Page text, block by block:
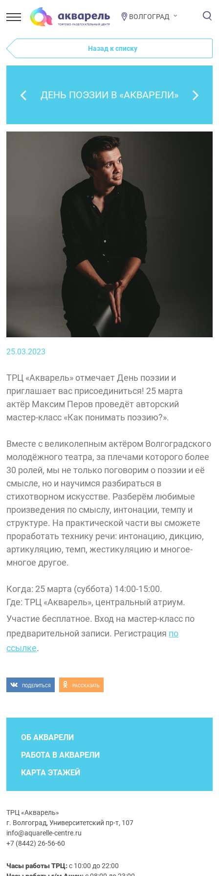
ВОЛГОГРАД
Назад к списку
ДЕНЬ ПОЭЗИИ В «АКВАРЕЛИ»
25.03.2023
ТРЦ «Акварель» отмечает День поэзии и
приглашает вас присоединиться! 25 марта
актёр Максим Перов проведёт авторский
мастер-класс «Как понимать поэзию?».
Вместе с великолепным актёром Волгоградского
молодёжного театра, за плечами которого более
30 ролей, мы не только поговорим о поэзии и её
смысле, но и научимся разбираться в
стихотворном искусстве. Разберём любимые
произведения по смыслу, интонации, темпу и
структуре. На практической части вы сможете
проработать технику речи: интонацию, дикцию,
артикуляцию, темп, жестикуляцию и многое-
многое другое.
Когда: 25 марта (суббота) 14:00-15:00.
Где: ТРЦ «Акварель», центральный атриум.
Участие бесплатное. Вход на мастер-класс по
предварительной записи. Регистрация по
ссылке.
ПОДЕЛИТЬСЯ РАССКАЗАТЬ
ОБ АКВАРЕЛИ
РАБОТА В АКВАРЕЛИ
КАРТА ЭТАЖЕЙ
ТРЦ «Акварель»
г. Волгоград, Университетский пр-т, 107
info@aquarelle-centre.ru
+7 (8442) 26-56-60
Часы работы ТРЦ:с 10:00 до 22:00